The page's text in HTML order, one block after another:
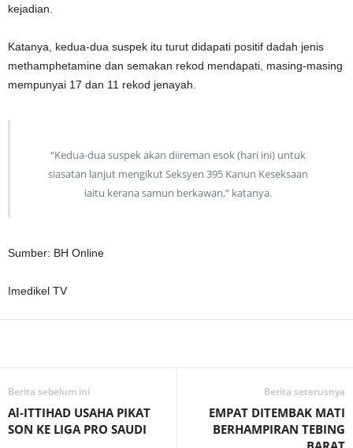
kejadian.
Katanya, kedua-dua suspek itu turut didapati positif dadah jenis
methamphetamine dan semakan rekod mendapati, masing-masing
mempunyai 17 dan 11 rekod jenayah.
“Kedua-dua suspek akan diireman esok (hari ini) untuk
siasatan lanjut mengikut Seksyen 395 Kanun Keseksaan
iaitu kerana samun berkawan,” katanya.
Sumber: BH Online
Imedikel TV
Berita sebelum ini
Al-ITTIHAD USAHA PIKAT
SON KE LIGA PRO SAUDI
Berita seterusnya
EMPAT DITEMBAK MATI
BERHAMPIRAN TEBING